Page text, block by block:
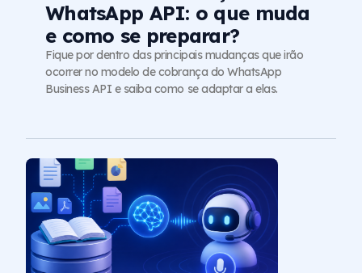
WhatsApp API: o que muda
e como se preparar?
Fique por dentro das principais mudanças que irão
ocorrer no modelo de cobrança do WhatsApp
Business API e saiba como se adaptar a elas.